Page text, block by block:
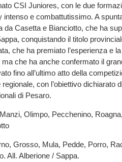
CSI Juniores, con le due
intenso e combattutissimo. A
da Casetta e Bianciotto, che ha
conquistando il titolo
che ha premiato l’esperienza e la
che ha anche confermato il
fino all’ultimo atto della
con l’obiettivo dichiarato
di Pesaro.
Olimpo, Pecchenino, Roagna,
Grosso, Mula, Pedde, Porro,
All. Alberione / Sappa.